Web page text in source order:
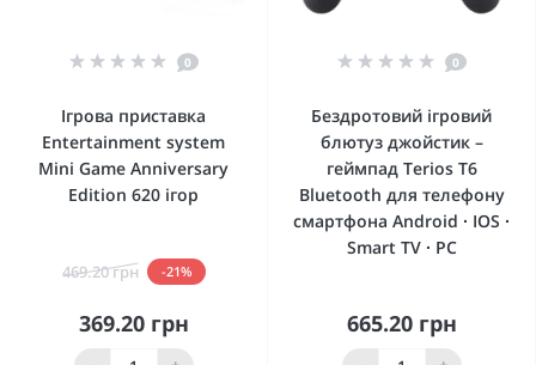
0
Ігрова приставка
Entertainment system
Mini Game Anniversary
Edition 620 ігор
469.20 грн -21%
369.20 грн
0
Бездротовий ігровий
блютуз джойстик –
геймпад Terios T6
Bluetooth для телефону
смартфона Android ∙ IOS ∙
Smart TV ∙ PC
665.20 грн